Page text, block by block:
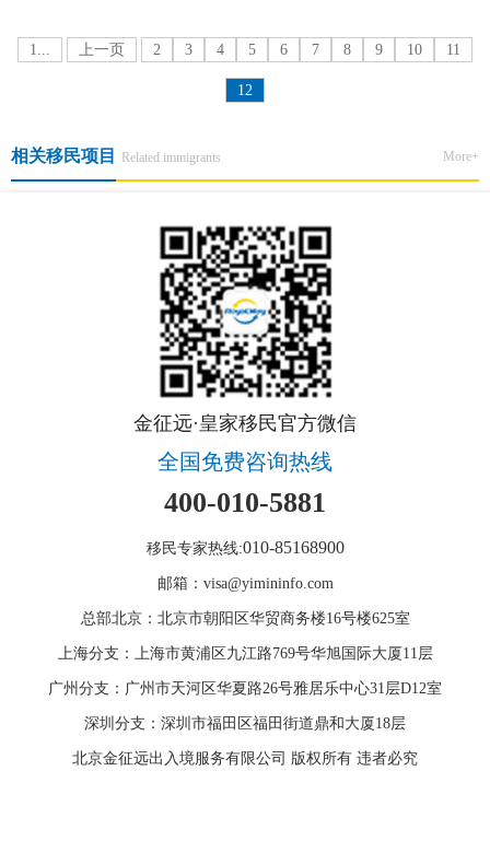
1... 上一页 2 3 4 5 6 7 8 9 10 11
12
相关移民项目 Related immigrants More+
金征远·皇家移民官方微信
全国免费咨询热线
400-010-5881
移民专家热线:010-85168900
邮箱：visa@yimininfo.com
总部北京：北京市朝阳区华贸商务楼16号楼625室
上海分支：上海市黄浦区九江路769号华旭国际大厦11层
广州分支：广州市天河区华夏路26号雅居乐中心31层D12室
深圳分支：深圳市福田区福田街道鼎和大厦18层
北京金征远出入境服务有限公司 版权所有 违者必究